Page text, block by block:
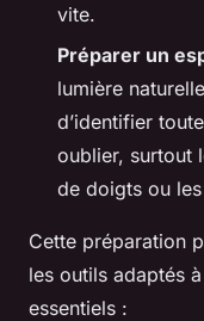
vite.
Préparer un
lumière
d’identifier
oublier, surtout
de doigts ou
Cette préparation
les outils adaptés
essentiels :